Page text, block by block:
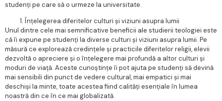
studenți pe care să o urmeze la universitate.
Înțelegerea diferitelor culturi și viziuni asupra lumii
Unul dintre cele mai semnificative beneficii ale studierii teologiei este
că îi expune pe studenți la diverse culturi și viziuni asupra lumii. Pe
măsură ce explorează credințele și practicile diferitelor religii, elevii
dezvoltă o apreciere și o înțelegere mai profundă a altor culturi și
moduri de viață. Aceste cunoștințe îi pot ajuta pe studenți să devină
mai sensibili din punct de vedere cultural, mai empatici și mai
deschiși la minte, toate acestea fiind calități esențiale în lumea
noastră din ce în ce mai globalizată.